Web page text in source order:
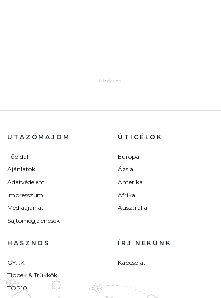
UTAZÓMAJOM
Főoldal
Ajánlatok
Adatvédelem
Impresszum
Médiaajánlat
Sajtómegjelenések
ÚTICÉLOK
Európa
Ázsia
Amerika
Afrika
Ausztrália
HASZNOS
GY.I.K.
Tippek & Trükkök
TOP10
ÍRJ NEKÜNK
Kapcsolat